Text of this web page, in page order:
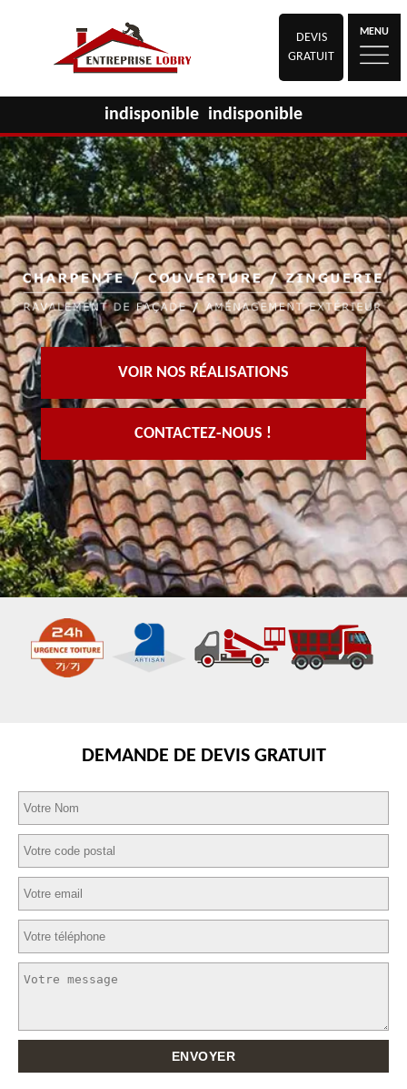
DEVIS
GRATUIT
MENU
indisponible indisponible
VOIR NOS RÉALISATIONS
CONTACTEZ-NOUS !
DEMANDE DE DEVIS GRATUIT